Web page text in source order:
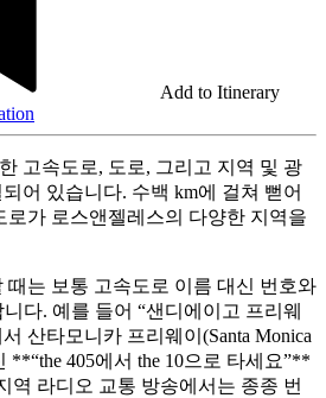
Add to Itinerary
고속도로, 도로, 그리고 지역 및 광
어 있습니다. 수백 km에 걸쳐 뻗어
로가 로스앤젤레스의 다양한 지역을
때는 보통 고속도로 이름 대신 번호와
다. 예를 들어 “샌디에이고 프리웨
서 산타모니카 프리웨이(Santa Monica
**“the 405에서 the 10으로 타세요”**
역 라디오 교통 방송에서는 종종 번